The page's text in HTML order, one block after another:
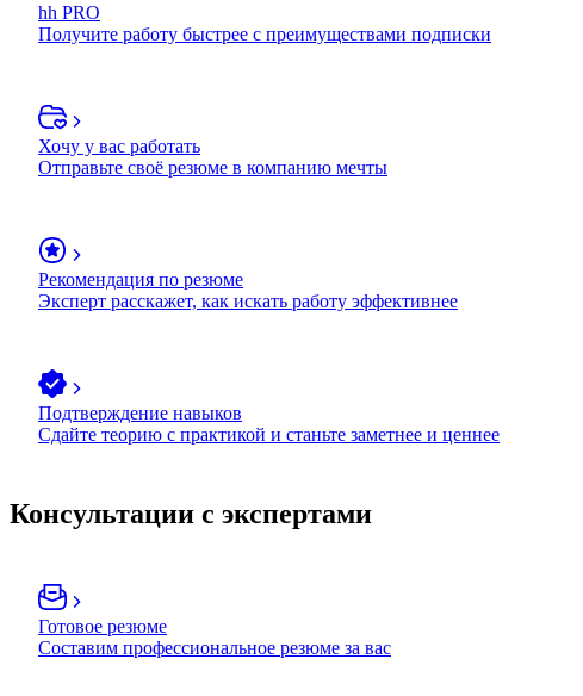
hh PRO
Получите работу быстрее с преимуществами подписки
Хочу у вас работать
Отправьте своё резюме в компанию мечты
Рекомендация по резюме
Эксперт расскажет, как искать работу эффективнее
Подтверждение навыков
Сдайте теорию с практикой и станьте заметнее и ценнее
Консультации с экспертами
Готовое резюме
Составим профессиональное резюме за вас